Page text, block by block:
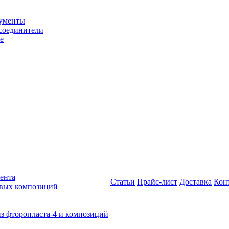
композиций
фторопласта-4 и композиций
Статьи Прайс-лист Доставка